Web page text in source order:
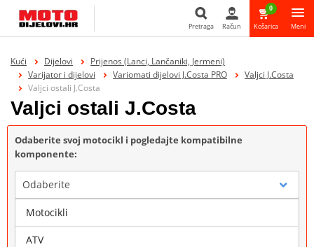
Pretraga Račun
0
Košarica Meni
Kući Dijelovi
Prijenos (Lanci, Lančaniki, Jermeni)
Varijator i dijelovi
Variomati dijelovi J.Costa PRO
Valjci J.Costa
Valjci ostali J.Costa
Valjci ostali J.Costa
Odaberite svoj motocikl i pogledajte kompatibilne
komponente:
Odaberite
Marka
Motocikli
ATV